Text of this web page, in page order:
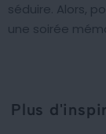
séduire. Alors,
une soirée
Plus